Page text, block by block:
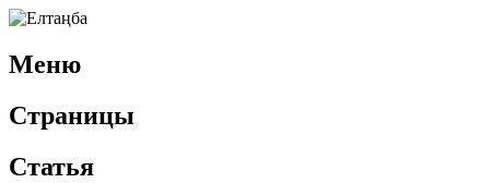
Меню
Страницы
Статья